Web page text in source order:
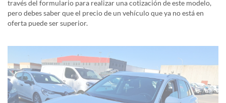
través del formulario para realizar una cotización de este modelo,
pero debes saber que el precio de un vehículo que ya no está en
oferta puede ser superior.